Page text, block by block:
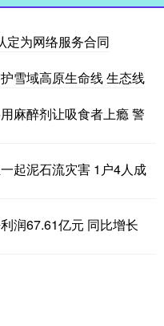
定为网络服务合同
雪域高原生命线 生态线
麻醉剂让吸食者上瘾 警
起泥石流灾害 1户4人成
润67.61亿元 同比增长